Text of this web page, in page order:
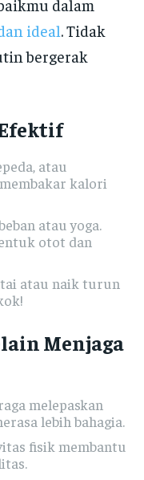
dalam
ideal. Tidak
bergerak
atau
kalori
atau yoga.
otot dan
atau naik turun
Menjaga
melepaskan
lebih bahagia.
fisik membantu